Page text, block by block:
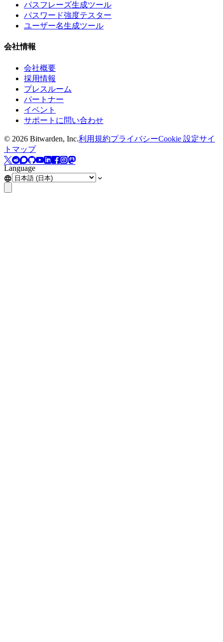
パスフレーズ生成ツール
パスワード強度テスター
ユーザー名生成ツール
会社情報
会社概要
採用情報
プレスルーム
パートナー
イベント
サポートに問い合わせ
© 2026 Bitwarden, Inc.利用規約プライバシーCookie 設定サイ
トマップ
Language